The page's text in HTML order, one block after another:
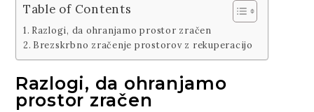
Table of Contents
Razlogi, da ohranjamo prostor zračen
Brezskrbno zračenje prostorov z rekuperacijo
Razlogi, da ohranjamo
prostor zračen